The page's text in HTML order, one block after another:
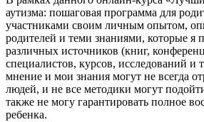
аутизма: пошаговая программа для
участниками своим личным опытом,
родителей и теми знаниями, которые я
различных источников (книг,
специалистов, курсов, исследований
мнение и мои знания могут не всегда
людей, и не все методики могут
также не могу гарантировать полное
ребенка.